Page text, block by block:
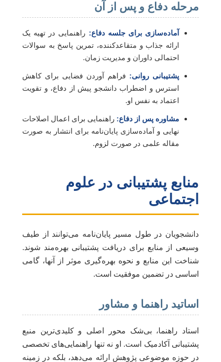
مرحله دفاع و پس از آن
آماده‌سازی برای جلسه دفاع: راهنمایی در تهیه یک
ارائه جذاب و متقاعدکننده، تمرین پاسخ به سوالات
احتمالی داوران و مدیریت زمان.
پشتیبانی روانی: فراهم آوردن فضایی برای کاهش
استرس و اضطراب دانشجو پیش از دفاع، و تقویت
اعتماد به نفس او.
مشاوره پس از دفاع: راهنمایی برای اعمال اصلاحات
نهایی و آماده‌سازی پایان‌نامه برای انتشار به صورت
مقاله علمی در صورت لزوم.
منابع پشتیبانی در علوم
اجتماعی
دانشجویان در طول مسیر پایان‌نامه می‌توانند از طیف
وسیعی از منابع برای دریافت پشتیبانی بهره‌مند شوند.
شناخت این منابع و نحوه بهره‌گیری موثر از آنها، گامی
اساسی در تضمین موفقیت است.
اساتید راهنما و مشاور
استاد راهنما، بی‌شک محور اصلی و کلیدی‌ترین منبع
پشتیبانی آکادمیک است. او نه تنها راهنمایی‌های تخصصی
در حوزه موضوعی پژوهش ارائه می‌دهد، بلکه در زمینه